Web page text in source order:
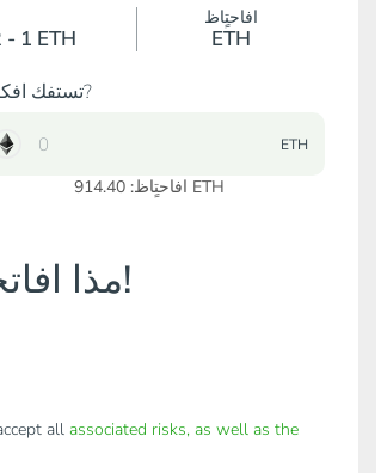
- 1 ETH
افاحتٍاظ
ETH
تستفك افكبف?
ETH
افاحتٍاظ: 914.40 ETH
مذا افاتجام ?ٍر كتن?ر!
all associated risks, as well as the